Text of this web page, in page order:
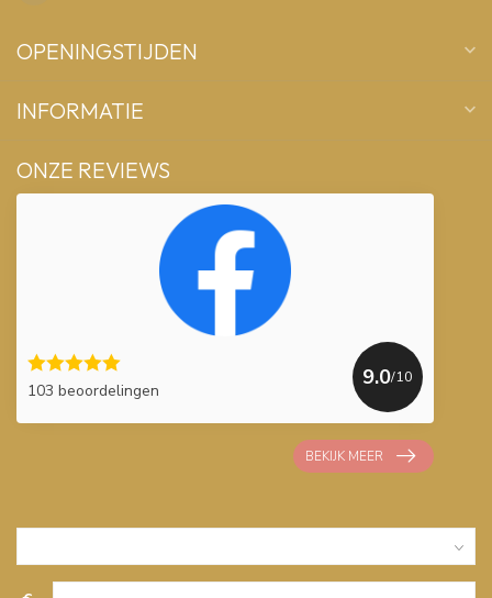
OPENINGSTIJDEN
INFORMATIE
ONZE REVIEWS
103 beoordelingen
9.0/10
BEKIJK MEER